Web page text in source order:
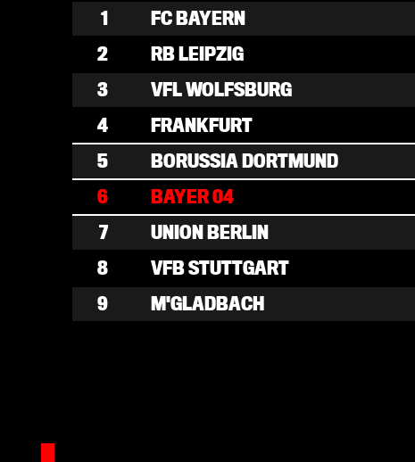
1
FC BAYERN
2
RB LEIPZIG
3
VFL WOLFSBURG
4
FRANKFURT
5
BORUSSIA DORTMUND
6
BAYER 04
7
UNION BERLIN
8
VFB STUTTGART
9
M'GLADBACH